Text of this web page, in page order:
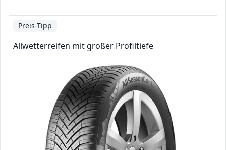
Preis-Tipp
Allwetterreifen mit großer Profiltiefe